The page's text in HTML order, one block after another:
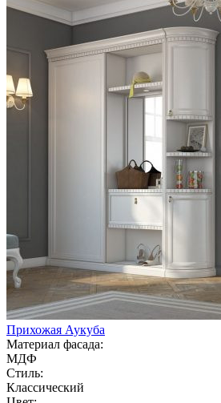
Прихожая Аукуба
Материал фасада:
МДФ
Стиль:
Классический